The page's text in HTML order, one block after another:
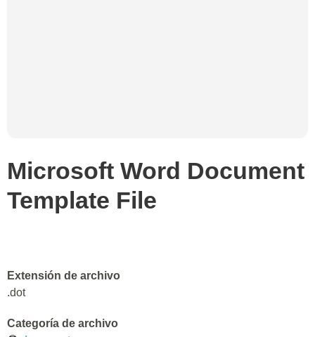
Microsoft Word Document
Template File
Extensión de archivo
.dot
Categoría de archivo